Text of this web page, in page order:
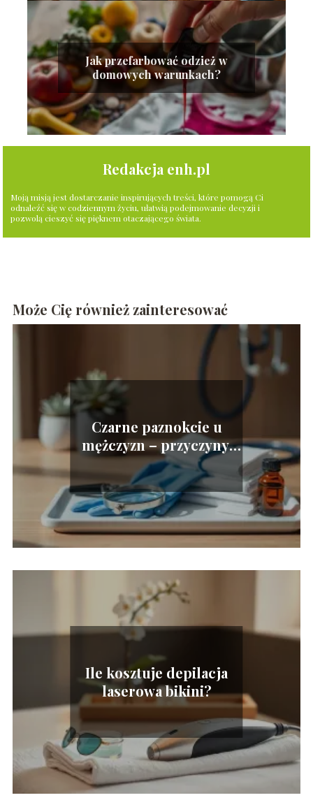
Jak przefarbować odzież w
domowych warunkach?
Redakcja enh.pl
Moją misją jest dostarczanie inspirujących treści, które pomogą Ci
odnaleźć się w codziennym życiu, ułatwią podejmowanie decyzji i
pozwolą cieszyć się pięknem otaczającego świata.
Może Cię również zainteresować
Czarne paznokcie u
mężczyzn – przyczyny,
leczenie, kiedy do
lekarza?
Ile kosztuje depilacja
laserowa bikini?